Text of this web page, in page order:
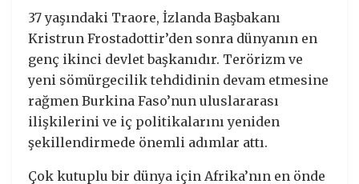
37 yaşındaki Traore, İzlanda Başbakanı
Kristrun Frostadottir’den sonra dünyanın en
genç ikinci devlet başkanıdır. Terörizm ve
yeni sömürgecilik tehdidinin devam etmesine
rağmen Burkina Faso’nun uluslararası
ilişkilerini ve iç politikalarını yeniden
şekillendirmede önemli adımlar attı.
Çok kutuplu bir dünya için Afrika’nın en önde